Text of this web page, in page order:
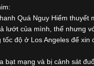
Quá Nguy Hiểm
lướt của mình, thế nhưng
tốc độ ở Los Angeles để xin
bạt mạng và bị cảnh sát